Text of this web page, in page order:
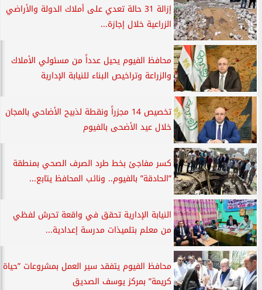
إزالة 31 حالة تعدي على أملاك الدولة والأراضي
الزراعية خلال إجازة...
محافظ الفيوم يحيل عدداً من مسئولي الأملاك
والزراعة وتراخيص البناء للنيابة الإدارية
تخصيص 14 مجزراً ونقطة لذبيح الأضاحي بالمجان
خلال عيد الأضحى بالفيوم
كسر مفاجئ بخط طرد الصرف الصحي بمنطقة
”الحادقة” بالفيوم.. ونائب المحافظ يتابع...
النيابة الإدارية تحقق في واقعة تحرش لفظي
من معلم بتلميذات مدرسة إعدادية...
محافظ الفيوم يتفقد سير العمل بمشروعات ”حياة
كريمة” بمركز يوسف الصديق